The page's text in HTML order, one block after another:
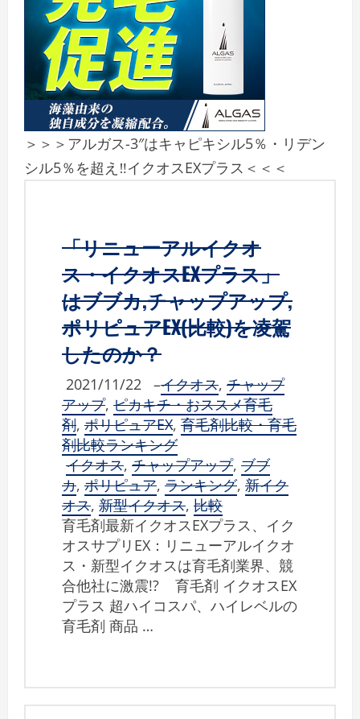
＞＞＞アルガス-3″はキャピキシル5％・リデン
シル5％を超え‼イクオスEXプラス＜＜＜
「リニューアルイクオ
ス・イクオスEXプラス」
はブブカ,チャップアップ,
ポリピュアEX(比較)を凌駕
したのか？
2021/11/22 –イクオス, チャップ
アップ, ピカキチ・おススメ育毛
剤, ポリピュアEX, 育毛剤比較・育毛
剤比較ランキング
イクオス, チャップアップ, ブブ
カ, ポリピュア, ランキング, 新イク
オス, 新型イクオス, 比較
育毛剤最新イクオスEXプラス、イク
オスサプリEX：リニューアルイクオ
ス・新型イクオスは育毛剤業界、競
合他社に激震!? 育毛剤 イクオスEX
プラス 超ハイコスパ、ハイレベルの
育毛剤 商品 …